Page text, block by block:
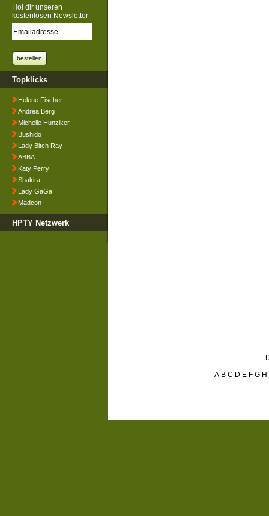
Hol dir unseren
kostenlosen Newsletter
Topklicks
Helene Fischer
Andrea Berg
Michelle Hunziker
Bushido
Lady Bitch Ray
ABBA
Katy Perry
Shakira
Lady GaGa
Madcon
HPTY Netzwerk
A B C D E F G H